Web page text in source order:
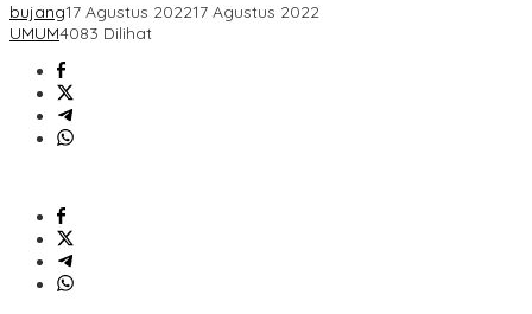
bujang17 Agustus 202217 Agustus 2022
UMUM4083 Dilihat